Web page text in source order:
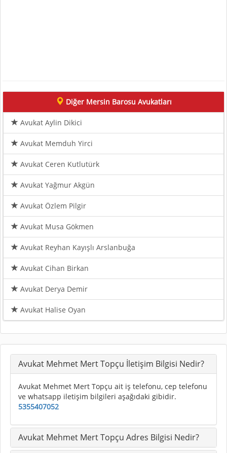
Diğer Mersin Barosu Avukatları
Avukat Aylin Dikici
Avukat Memduh Yirci
Avukat Ceren Kutlutürk
Avukat Yağmur Akgün
Avukat Özlem Pilgir
Avukat Musa Gökmen
Avukat Reyhan Kayışlı Arslanbuğa
Avukat Cihan Birkan
Avukat Derya Demir
Avukat Halise Oyan
Avukat Mehmet Mert Topçu İletişim Bilgisi Nedir?
Avukat Mehmet Mert Topçu ait iş telefonu, cep telefonu
ve whatsapp iletişim bilgileri aşağıdaki gibidir.
5355407052
Avukat Mehmet Mert Topçu Adres Bilgisi Nedir?